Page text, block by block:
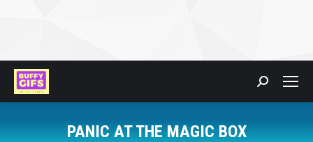
Recherche
:
PANIC AT THE MAGIC BOX